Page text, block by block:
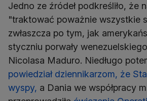
Jedno ze źródeł podkreśliło, że
"traktować poważnie wszystkie
zwłaszcza po tym, jak
styczniu porwały
Nicolasa Maduro. Niedługo
powiedział dziennikarzom, że
wyspy, a Dania we współpracy